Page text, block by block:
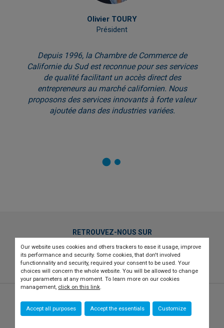
Our website uses cookies and others trackers to ease it usage, improve
its performance and security. Some cookies, that don't involved
functionnality and security, required your consent to be used. Your
choices will concern the whole website. You will be allowed to change
your parameters at any moment. To learn more on our cookies
management, click on this link.
Accept all purposes Accept the essentials Customize
Olivier TOURY
Président
Depuis 1996, la Chambre de Commerce de
Californie du Sud est reconnue pour ses services
de qualité facilitant un accès direct des
entrepreneurs au marché californien. Nous
proposons des services innovants à forte valeur
ajoutée dans des industries variées.
RETROUVEZ-NOUS SUR
twitterlinkedinyoutube
Qui sommes-nous ?
Recrutement Presse
Contact